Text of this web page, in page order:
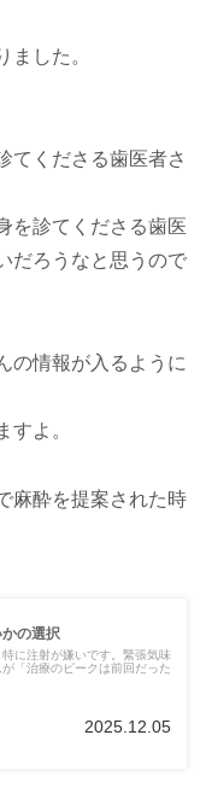
ました。
てくださる歯医者さ
を診てくださる歯医
だろうなと思うので
の情報が入るように
すよ。
麻酔を提案された時
の選択
に注射が嫌いです。緊張気味
「治療のピークは前回だった
2025.12.05